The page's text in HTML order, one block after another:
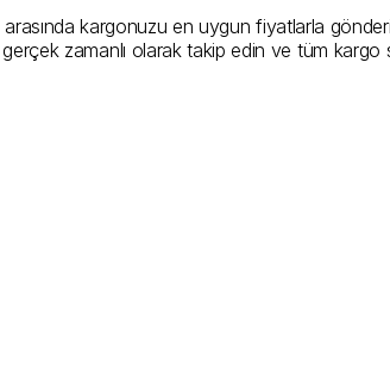
kargonuzu en uygun fiyatlarla
gerçek zamanlı olarak takip edin ve tüm